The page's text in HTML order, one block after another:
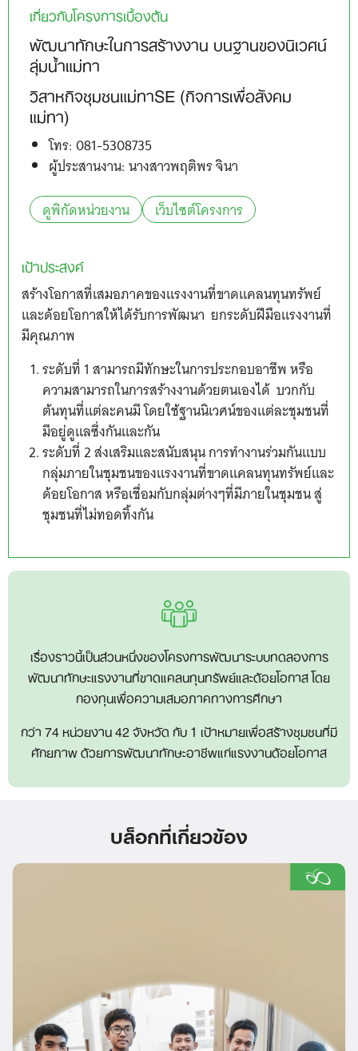
เกี่ยวกับโครงการเบื้องต้น
พัฒนาทักษะในการสร้างงาน บนฐานของนิเวศน์
ลุ่มน้ำแม่ทา
วิสาหกิจชุมชนแม่ทาSE (กิจการเพื่อสังคม
แม่ทา)
โทร: 081-5308735
ผู้ประสานงาน: นางสาวพฤติพร จินา
ดูพิกัดหน่วยงาน
เว็บไซต์โครงการ
เป้าประสงค์
สร้างโอกาสที่เสมอภาคของแรงงานที่ขาดแคลนทุนทรัพย์
และด้อยโอกาสให้ได้รับการพัฒนา ยกระดับฝีมือแรงงานที่
มีคุณภาพ
ระดับที่ 1 สามารถมีทักษะในการประกอบอาชีพ หรือ
ความสามารถในการสร้างงานด้วยตนเองได้ บวกกับ
ต้นทุนที่แต่ละคนมี โดยใช้ฐานนิเวศน์ของแต่ละชุมชนที่
มีอยู่ดูแลซึ่งกันและกัน
ระดับที่ 2 ส่งเสริมและสนับสนุน การทำงานร่วมกันแบบ
กลุ่มภายในชุมชนของแรงงานที่ขาดแคลนทุนทรัพย์และ
ด้อยโอกาส หรือเชื่อมกับกลุ่มต่างๆที่มีภายในชุมชน สู่
ชุมชนที่ไม่ทอดทิ้งกัน
เรื่องราวนี้เป็นส่วนหนึ่งของโครงการพัฒนาระบบทดลองการ
พัฒนาทักษะแรงงานที่ขาดแคลนทุนทรัพย์และด้อยโอกาส โดย
กองทุนเพื่อความเสมอภาคทางการศึกษา
กว่า 74 หน่วยงาน 42 จังหวัด กับ 1 เป้าหมายเพื่อสร้างชุมชนที่มี
ศักยภาพ ด้วยการพัฒนาทักษะอาชีพแก่แรงงานด้อยโอกาส
บล็อกที่เกี่ยวข้อง